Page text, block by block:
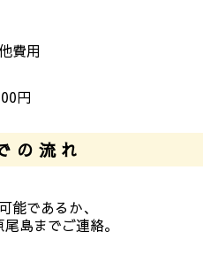
費用
円
の流れ
能であるか、
島までご連絡。